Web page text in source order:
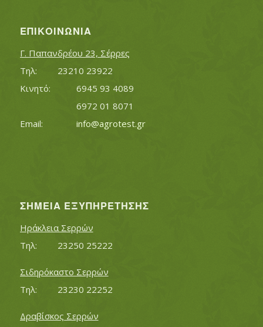
ΕΠΙΚΟΙΝΩΝΊΑ
Γ. Παπανδρέου 23, Σέρρες
Τηλ:		23210 23922
Κινητό:		6945 93 4089
			6972 01 8071
info@agrotest.gr
ΣΗΜΕΊΑ ΕΞΥΠΗΡΈΤΗΣΗΣ
Ηράκλεια Σερρών
Τηλ:		23250 25222
Σιδηρόκαστο Σερρών
Τηλ:		23230 22252
Δραβίσκος Σερρών